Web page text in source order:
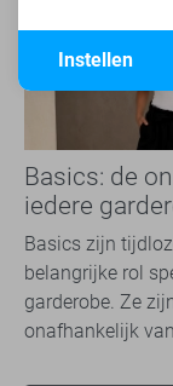
Basics: de
iedere
Basics zijn
belangrijke rol
garderobe. Ze
onafhankelijk
Instellen